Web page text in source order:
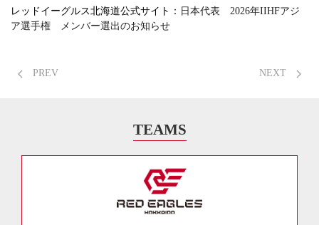
レッドイーグルス北海道公式サイト： 日本代表 2026年IIHFアジ
ア選手権 メンバー選出のお知らせ
PREV NEXT
TEAMS